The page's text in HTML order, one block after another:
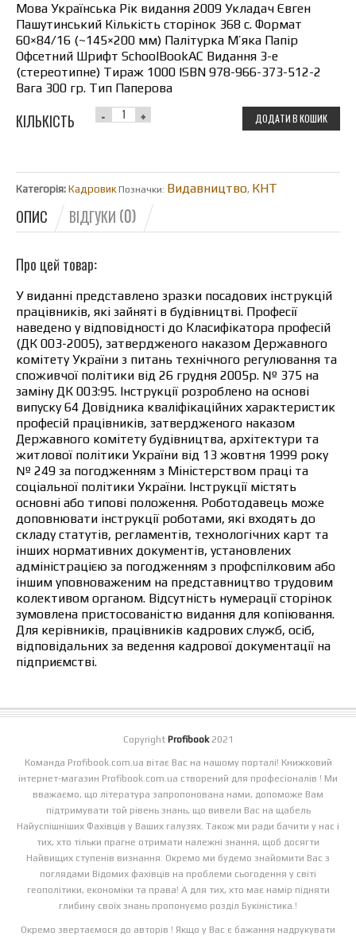
Мова Українська Рік видання 2009 Укладач Євген
Пашутинський Кількість сторінок 368 с. Формат
60×84/16 (~145×200 мм) Палітурка М’яка Папір
Офсетний Шрифт SchoolBookAС Видання 3-е
(стереотипне) Тираж 1000 ISBN 978-966-373-512-2
Вага 300 гр. Тип Паперова
КІЛЬКІСТЬ ДОДАТИ В КОШИК
Категорія: Кадровик Позначки: Видавництво, КНТ
ОПИС ВІДГУКИ (0)
Про цей товар:
У виданні представлено зразки посадових інструкцій
працівників, які зайняті в будівництві. Професії
наведено у відповідності до Класифікатора професій
(ДК 003-2005), затвердженого наказом Державного
комітету України з питань технічного регулювання та
споживчої політики від 26 грудня 2005р. № 375 на
заміну ДК 003:95. Інструкції розроблено на основі
випуску 64 Довідника кваліфікаційних характеристик
професій працівників, затвердженого наказом
Державного комітету будівництва, архітектури та
житлової політики України від 13 жовтня 1999 року
№ 249 за погодженням з Міністерством праці та
соціальної політики України. Інструкції містять
основні або типові положення. Роботодавець може
доповнювати інструкції роботами, які входять до
складу статутів, регламентів, технологічних карт та
інших нормативних документів, установлених
адміністрацією за погодженням з профспілковим або
іншим уповноваженим на представництво трудовим
колективом органом. Відсутність нумерації сторінок
зумовлена пристосованістю видання для копіювання.
Для керівників, працівників кадрових служб, осіб,
відповідальних за ведення кадрової документації на
підприємстві.
Copyright Profibook2021
Команда Profibook.com.ua вітає Вас на нашому порталі! Книжковий
інтернет-магазин Profibook.com.ua створений для професіоналів ! Ми
вважаємо, що література запропонована нами, допоможе Вам
підтримувати той рівень знань, що вивели Вас на щабель
Найуспішніших Фахівців у Ваших галузях. Також ми ради бачити у нас і
тих, хто тільки прагне отримати належні знання, щоб досягти
Найвищих ступенів визнання. Окремо ми будемо знайомити Вас з
поглядами Відомих фахівців на проблеми сьогодення у світі
геополітики, економіки та права! А для тих, хто має намір підняти
глибину своїх знань пропонуємо розділ Букіністика.!
Окремо звертаємося до авторів ! Якщо у Вас є бажання надрукувати